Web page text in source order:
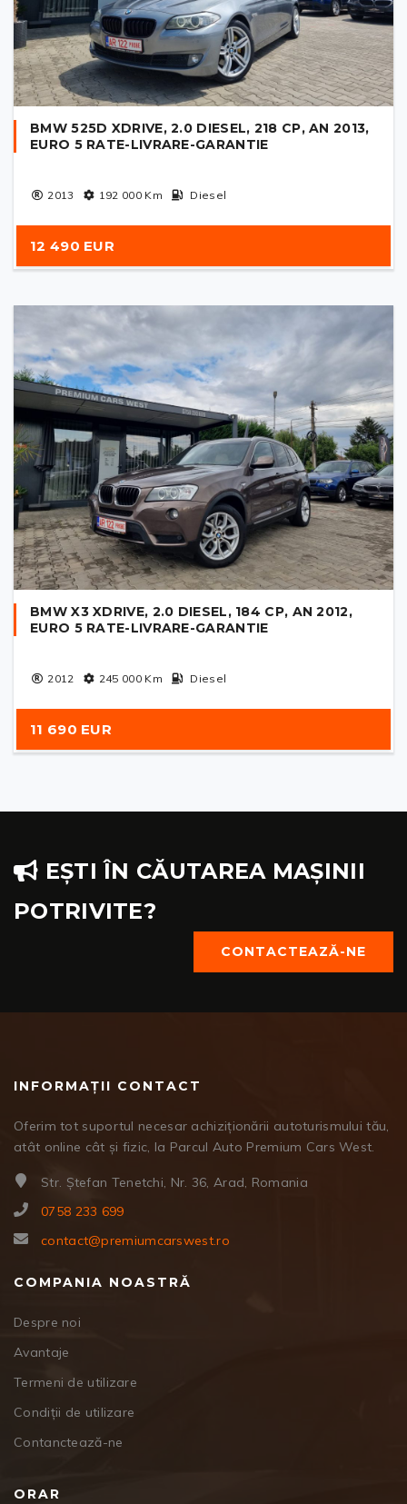
BMW 525D XDRIVE, 2.0 DIESEL, 218 CP, AN 2013,
EURO 5 RATE-LIVRARE-GARANTIE
2013 192 000Km Diesel
12 490 EUR
BMW X3 XDRIVE, 2.0 DIESEL, 184 CP, AN 2012,
EURO 5 RATE-LIVRARE-GARANTIE
2012 245 000Km Diesel
11 690 EUR
EȘTI ÎN CĂUTAREA MAȘINII
POTRIVITE?
CONTACTEAZĂ-NE
INFORMAȚII CONTACT
Oferim tot suportul necesar achiziționării autoturismului tău,
atât online cât și fizic, la Parcul Auto Premium Cars West.
Str. Ștefan Tenetchi, Nr. 36, Arad, Romania
0758 233 699
contact@premiumcarswest.ro
COMPANIA NOASTRĂ
Despre noi
Avantaje
Termeni de utilizare
Condiții de utilizare
Contanctează-ne
ORAR